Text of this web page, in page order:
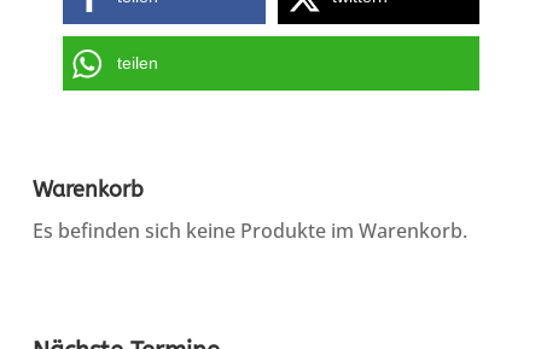
teilen
Warenkorb
Es befinden sich keine Produkte im Warenkorb.